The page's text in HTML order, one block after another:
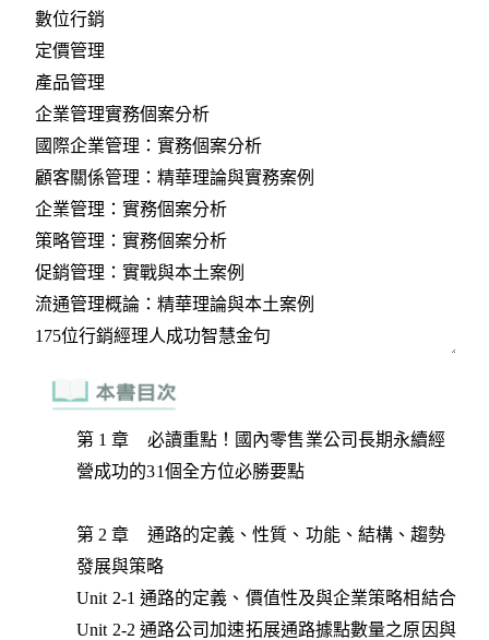
第 1 章 必讀重點！國內零售業公司長期永續經
營成功的31個全方位必勝要點
第 2 章 通路的定義、性質、功能、結構、趨勢
發展與策略
Unit 2-1 通路的定義、價值性及與企業策略相結合
Unit 2-2 通路公司加速拓展通路據點數量之原因與